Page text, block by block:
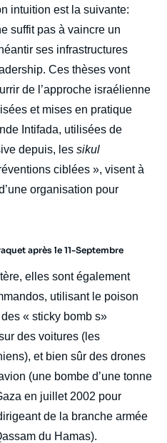
intuition est la suivante:
suffit pas à vaincre un
ses infrastructures
Ces thèses vont
de l’approche israélienne
et mises en pratique
Intifada, utilisées de
depuis, les sikul
ciblées », visent à
organisation pour
après le 11-Septembre
elles sont également
utilisant le poison
« sticky bomb s»
des voitures (les
et bien sûr des drones
(une bombe d’une tonne
en juillet 2002 pour
de la branche armée
du Hamas).